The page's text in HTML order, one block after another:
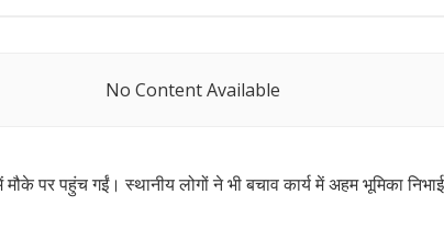
No Content Available
पर पहुंच गईं। स्थानीय लोगों ने भी बचाव कार्य में अहम भूमिका